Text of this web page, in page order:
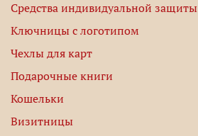
Средства индивидуальной защиты
Ключницы с логотипом
Чехлы для карт
Подарочные книги
Кошельки
Визитницы